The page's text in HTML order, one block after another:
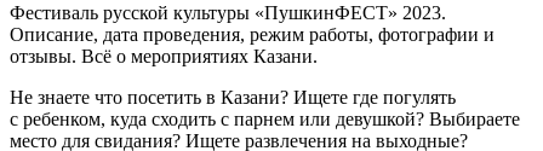
Фестиваль русской культуры «ПушкинФЕСТ» 2023.
Описание, дата проведения, режим работы, фотографии и
отзывы. Всё о мероприятиях Казани.
Не знаете что посетить в Казани? Ищете где погулять
с ребенком, куда сходить с парнем или девушкой? Выбираете
место для свидания? Ищете развлечения на выходные?